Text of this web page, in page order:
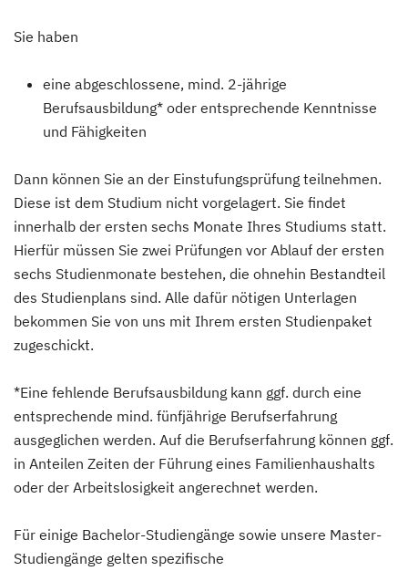
Sie haben
eine abgeschlossene, mind. 2-jährige
Berufsausbildung* oder entsprechende Kenntnisse
und Fähigkeiten
Dann können Sie an der Einstufungsprüfung teilnehmen.
Diese ist dem Studium nicht vorgelagert. Sie findet
innerhalb der ersten sechs Monate Ihres Studiums statt.
Hierfür müssen Sie zwei Prüfungen vor Ablauf der ersten
sechs Studienmonate bestehen, die ohnehin Bestandteil
des Studienplans sind. Alle dafür nötigen Unterlagen
bekommen Sie von uns mit Ihrem ersten Studienpaket
zugeschickt.
*Eine fehlende Berufsausbildung kann ggf. durch eine
entsprechende mind. fünfjährige Berufserfahrung
ausgeglichen werden. Auf die Berufserfahrung können ggf.
in Anteilen Zeiten der Führung eines Familienhaushalts
oder der Arbeitslosigkeit angerechnet werden.
Für einige Bachelor-Studiengänge sowie unsere Master-
Studiengänge gelten spezifische